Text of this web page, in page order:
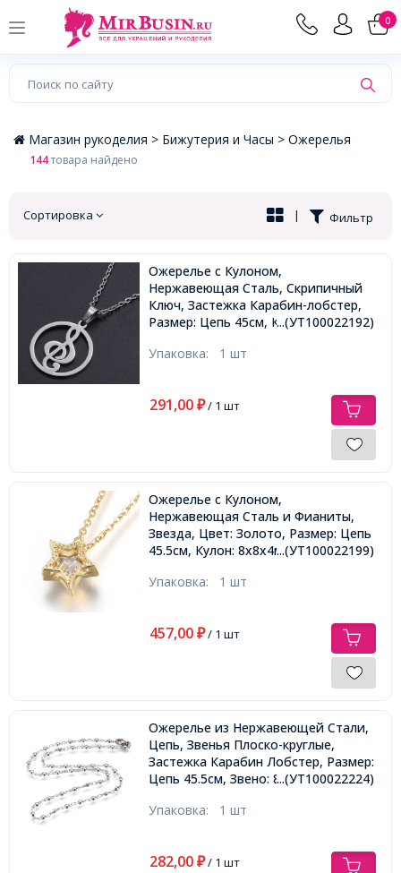
0
×
Магазин рукоделия > Бижутерия и Часы > Ожерелья
144товара найдено
Сортировка Фильтр
|
Ожерелье с Кулоном,
Нержавеющая Сталь, Скрипичный
Ключ, Застежка Карабин-лобстер,
Размер: Цепь 45см, Кулон:...(УТ100022192)
Упаковка: 1 шт
291,00 ₽/ 1 шт
Ожерелье с Кулоном,
Нержавеющая Сталь и Фианиты,
Звезда, Цвет: Золото, Размер: Цепь
45.5см, Кулон: 8x8x4мм,...(УТ100022199)
Упаковка: 1 шт
457,00 ₽/ 1 шт
Ожерелье из Нержавеющей Стали,
Цепь, Звенья Плоско-круглые,
Застежка Карабин Лобстер, Размер:
Цепь 45.5см, Звено: 8x3x2.5мм,
...(УТ100022224)
Упаковка: 1 шт
282,00 ₽/ 1 шт